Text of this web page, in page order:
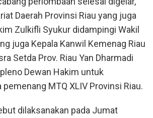
Daerah Provinsi Riau yang juga
Zulkifli Syukur didampingi Wakil
juga Kepala Kanwil Kemenag Riau
Setda Prov. Riau Yan Dharmadi
Dewan Hakim untuk
MTQ XLIV Provinsi Riau.
dilaksanakan pada Jumat